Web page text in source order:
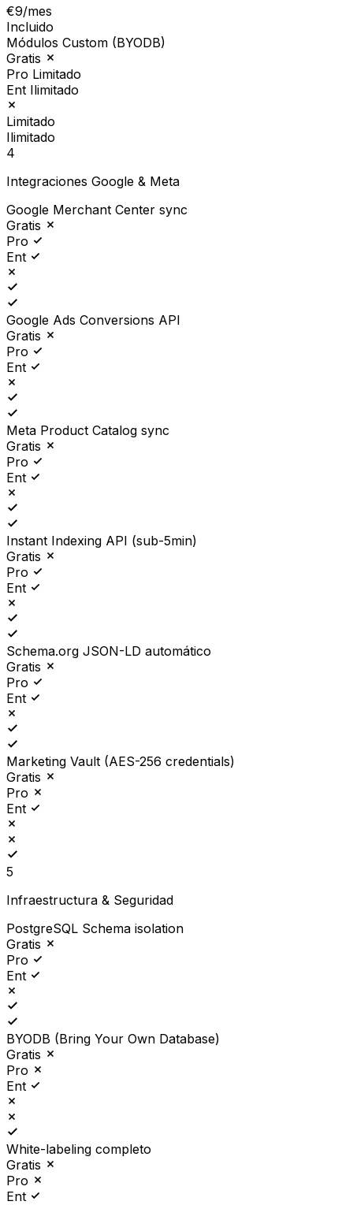
€9/mes
Incluido
Módulos Custom (BYODB)
Gratis
Pro Limitado
Ent Ilimitado
Limitado
Ilimitado
4
Integraciones Google & Meta
Google Merchant Center sync
Gratis
Pro
Ent
Google Ads Conversions API
Gratis
Pro
Ent
Meta Product Catalog sync
Gratis
Pro
Ent
Instant Indexing API (sub-5min)
Gratis
Pro
Ent
Schema.org JSON-LD automático
Gratis
Pro
Ent
Marketing Vault (AES-256 credentials)
Gratis
Pro
Ent
5
Infraestructura & Seguridad
PostgreSQL Schema isolation
Gratis
Pro
Ent
BYODB (Bring Your Own Database)
Gratis
Pro
Ent
White-labeling completo
Gratis
Pro
Ent